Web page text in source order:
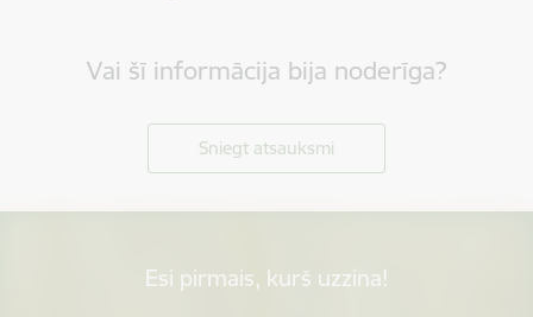
Vai šī informācija bija noderīga?
Sniegt atsauksmi
Esi pirmais, kurš uzzina!